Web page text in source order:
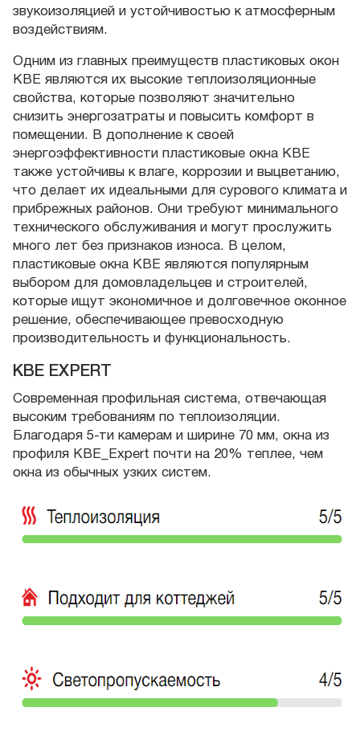
звукоизоляцией и устойчивостью к атмосферным
воздействиям.
Одним из главных преимуществ пластиковых окон
KBE являются их высокие теплоизоляционные
свойства, которые позволяют значительно
снизить энергозатраты и повысить комфорт в
помещении. В дополнение к своей
энергоэффективности пластиковые окна KBE
также устойчивы к влаге, коррозии и выцветанию,
что делает их идеальными для сурового климата и
прибрежных районов. Они требуют минимального
технического обслуживания и могут прослужить
много лет без признаков износа. В целом,
пластиковые окна KBE являются популярным
выбором для домовладельцев и строителей,
которые ищут экономичное и долговечное оконное
решение, обеспечивающее превосходную
производительность и функциональность.
КВЕ EXPERT
Современная профильная система, отвечающая
высоким требованиям по теплоизоляции.
Благодаря 5-ти камерам и ширине 70 мм, окна из
профиля KBE_Expert почти на 20% теплее, чем
окна из обычных узких систем.